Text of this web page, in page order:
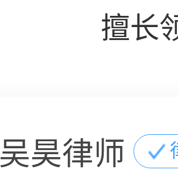
擅长
吴昊律师